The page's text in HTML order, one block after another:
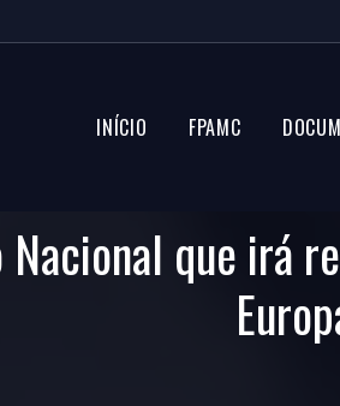
INÍCIO FPAMC
Nacional que irá